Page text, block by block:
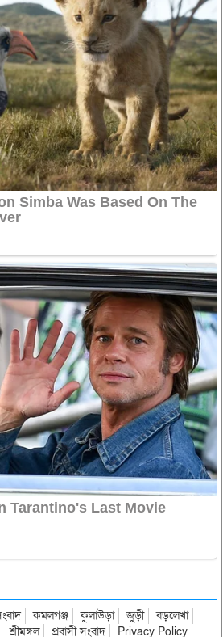
কমলগঞ্জ কুলাউড়া জুড়ী
বড়লেখা
শ্রীমঙ্গল প্রবাসী সংবাদ Privacy Policy